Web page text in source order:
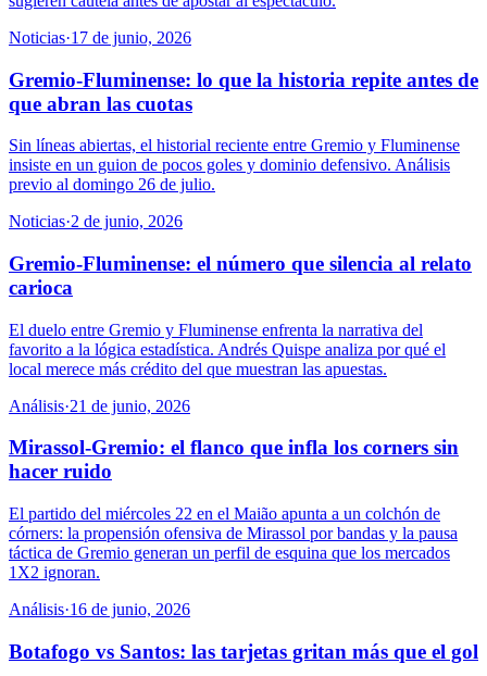
Noticias·17 de junio, 2026
Gremio-Fluminense: lo que la historia repite antes de
que abran las cuotas
Sin líneas abiertas, el historial reciente entre Gremio y Fluminense
insiste en un guion de pocos goles y dominio defensivo. Análisis
previo al domingo 26 de julio.
Noticias·2 de junio, 2026
Gremio-Fluminense: el número que silencia al relato
carioca
El duelo entre Gremio y Fluminense enfrenta la narrativa del
favorito a la lógica estadística. Andrés Quispe analiza por qué el
local merece más crédito del que muestran las apuestas.
Análisis·21 de junio, 2026
Mirassol-Gremio: el flanco que infla los corners sin
hacer ruido
El partido del miércoles 22 en el Maião apunta a un colchón de
córners: la propensión ofensiva de Mirassol por bandas y la pausa
táctica de Gremio generan un perfil de esquina que los mercados
1X2 ignoran.
Análisis·16 de junio, 2026
Botafogo vs Santos: las tarjetas gritan más que el gol